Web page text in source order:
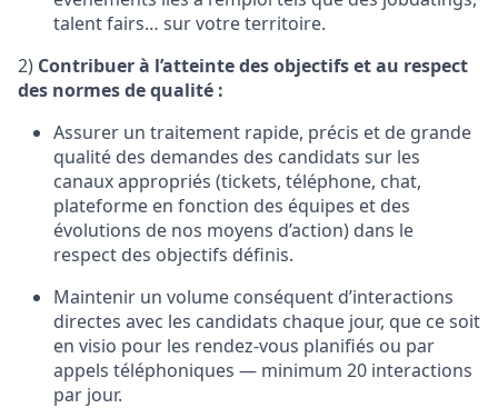
talent fairs… sur votre territoire.
2) Contribuer à l’atteinte des objectifs et au respect
des normes de qualité :
Assurer un traitement rapide, précis et de grande
qualité des demandes des candidats sur les
canaux appropriés (tickets, téléphone, chat,
plateforme en fonction des équipes et des
évolutions de nos moyens d’action) dans le
respect des objectifs définis.
Maintenir un volume conséquent d’interactions
directes avec les candidats chaque jour, que ce soit
en visio pour les rendez-vous planifiés ou par
appels téléphoniques — minimum 20 interactions
par jour.